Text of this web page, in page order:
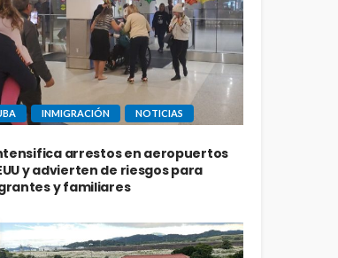
INMIGRACIÓN NOTICIAS
arrestos en aeropuertos
y advierten de riesgos para
y familiares